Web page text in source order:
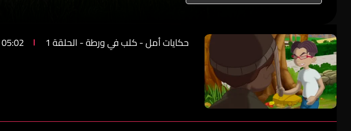
حكايات أمل - كلب في ورطة - الحلقة 1 05:02